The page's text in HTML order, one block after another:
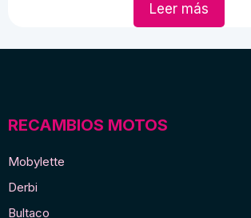
Leer más
RECAMBIOS MOTOS
Mobylette
Derbi
Bultaco